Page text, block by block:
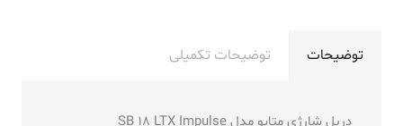
توضیحات توضیحات تکمیلی
دریل شارژی متابو مدل SB 18 LTX Impulse